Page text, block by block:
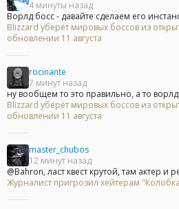
4 минуты назад
Ворлд босс - давайте сделаем его
Blizzard уберёт мировых боссов из
обновлении 11 августа
rocinante
7 минут назад
ну вообщем то это правильно, а то
Blizzard уберёт мировых боссов из
обновлении 11 августа
master_chubos
12 минут назад
@Bahron, ласт квест крутой, там актер и
Журналист пригрозил хейтерам